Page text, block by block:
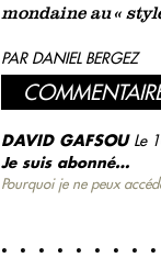
mondaine au «
PAR DANIEL BERGEZ
DAVID GAFSOU Le
Je suis abonné…
Pourquoi je ne peux